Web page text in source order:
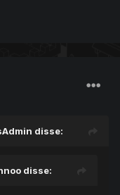
disse:
disse: